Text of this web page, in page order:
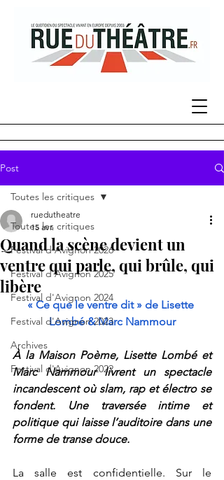
Post
Toutes les critiques
Festival d'Avignon 2026
Festival d'Avignon 2025
Festival d'Avignon 2024
Festival d'Avignon 2023
Archives
Festival d'Avignon 2022
Toutes les critiques
Quand la scène devient un
ventre qui parle, qui brûle, qui
libère
ruedutheatre
15 avr.
« Ce que le ventre dit » de Lisette
Lombé & Marc Nammour
À la Maison Poème, Lisette Lombé et
Marc Nammour livrent un spectacle
incandescent où slam, rap et électro se
fondent. Une traversée intime et
politique qui laisse l’auditoire dans une
forme de transe douce.
La salle est confidentielle. Sur le